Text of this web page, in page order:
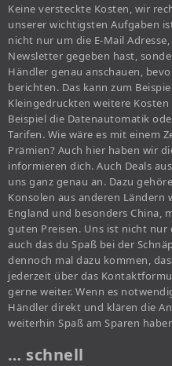
Keine versteckte Kosten, wir
unserer wichtigsten Aufgaben
nicht nur um die E-Mail
Newsletter gegeben hast,
Händler genau anschauen,
berichten. Das kann zum
Kleingedruckten weitere
Beispiel die Datenautomatik
Tarifen. Wie wäre es mit einem
Prämien? Auch hier haben wir
informieren dich. Auch Deals
uns ganz genau an. Dazu
Konsolen aus anderen Ländern
England und besonders China,
guten Preisen. Uns ist nicht
auch das du Spaß bei der
dennoch mal dazu kommen,
jederzeit über das
gerne weiter. Wenn es
Händler direkt und klären die
weiterhin Spaß am Sparen
… schnell